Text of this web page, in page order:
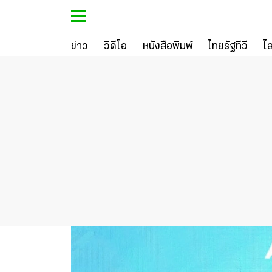
ข่าว วิดีโอ หนังสือพิมพ์ ไทยรัฐทีวี ไ